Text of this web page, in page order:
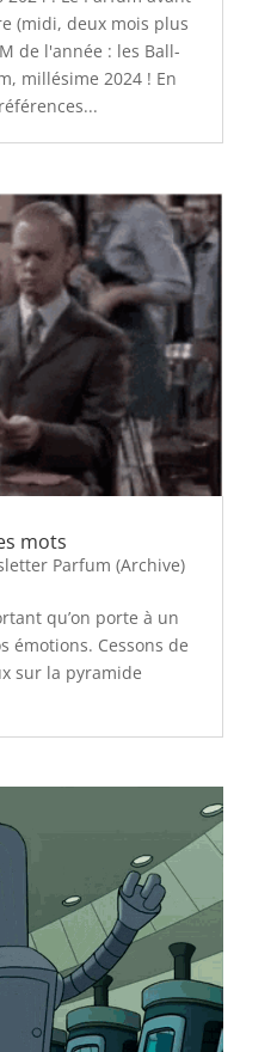
(midi, deux mois plus
de l'année : les Ball-
millésime 2024 ! En
mots
Parfum (Archive)
qu’on porte à un
émotions. Cessons de
sur la pyramide